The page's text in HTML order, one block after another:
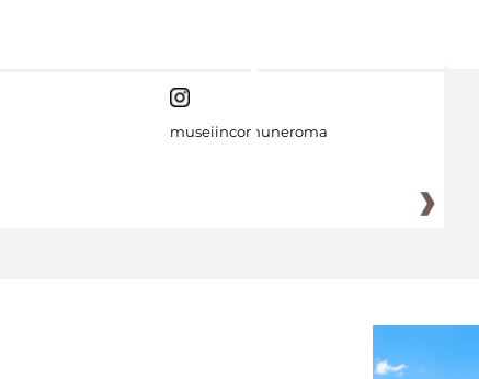
museiincomuneroma